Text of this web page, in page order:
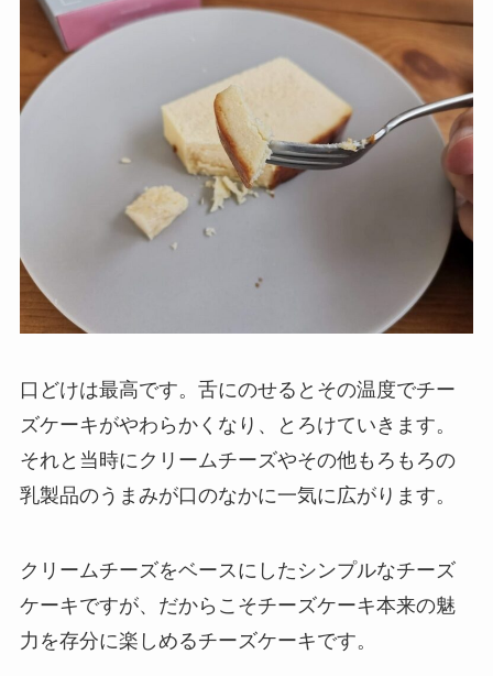
口どけは最高です。舌にのせるとその温度でチー
ズケーキがやわらかくなり、とろけていきます。
それと当時にクリームチーズやその他もろもろの
乳製品のうまみが口のなかに一気に広がります。
クリームチーズをベースにしたシンプルなチーズ
ケーキですが、だからこそチーズケーキ本来の魅
力を存分に楽しめるチーズケーキです。